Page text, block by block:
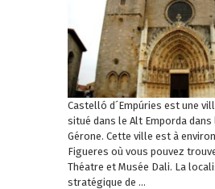
Castelló d´Empúries est une
situé dans le Alt Emporda dans
Gérone. Cette ville est à
Figueres où vous pouvez
Théatre et Musée Dali. La
stratégique de ...